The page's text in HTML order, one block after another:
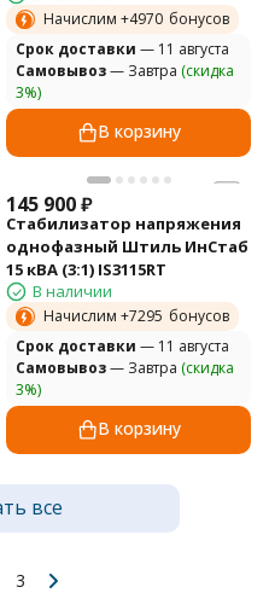
Начислим +4970 бонусов
Cрок доставки — 11 августа
Самовывоз— Завтра (скидка
3%)
В корзину
145 900₽
Стабилизатор напряжения
однофазный Штиль ИнСтаб
15 кВА (3:1) IS3115RT
В наличии
Начислим +7295 бонусов
Cрок доставки — 11 августа
Самовывоз— Завтра (скидка
3%)
В корзину
все
3